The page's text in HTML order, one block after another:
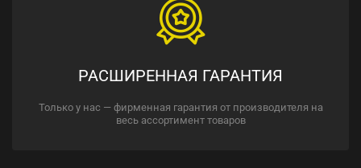
РАСШИРЕННАЯ ГАРАНТИЯ
Только у нас — фирменная гарантия от производителя на
весь ассортимент товаров